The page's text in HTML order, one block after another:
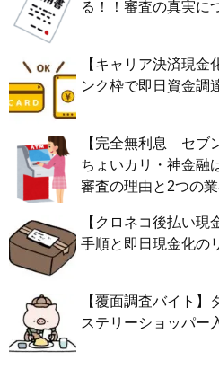
る！！審査の真実に
【キャリア決済現
ンク枠で即日資金調
【完全無利息 セブ
ちょいカリ・神金融
審査の理由と2つの
【クロネコ後払い
手順と即日現金化の
【覆面調査バイト】
ステリーショッパー